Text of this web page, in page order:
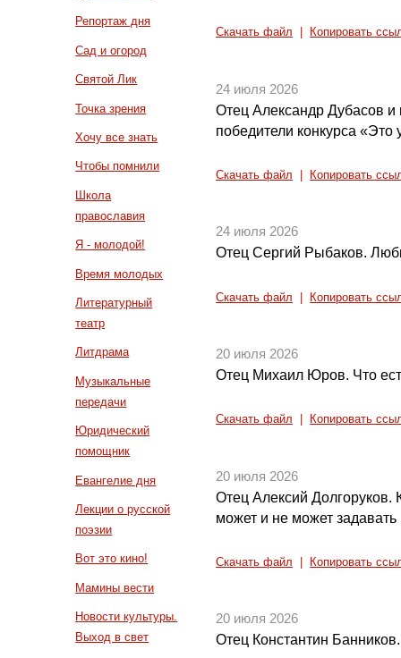
Репортаж дня
Сад и огород
Святой Лик
Точка зрения
Хочу все знать
Чтобы помнили
Школа
православия
Я - молодой!
Время молодых
Литературный
театр
Литдрама
Музыкальные
передачи
Юридический
помощник
Евангелие дня
Лекции о русской
поэзии
Вот это кино!
Мамины вести
Новости культуры.
Выход в свет
Скачать файл Копировать
24 июля 2026
Отец Александр Дубасов
победители конкурса «Это
Скачать файл Копировать
24 июля 2026
Отец Сергий Рыбаков.
Скачать файл Копировать
20 июля 2026
Отец Михаил Юров. Что
Скачать файл Копировать
20 июля 2026
Отец Алексий
может и не может
Скачать файл Копировать
20 июля 2026
Отец Константин